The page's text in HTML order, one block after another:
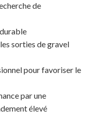
de
sorties de gravel
pour favoriser le
par une
élevé